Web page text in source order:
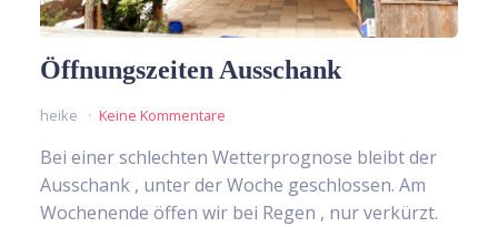
Öffnungszeiten Ausschank
heike Keine Kommentare
Bei einer schlechten Wetterprognose bleibt der
Ausschank , unter der Woche geschlossen. Am
Wochenende öffen wir bei Regen , nur verkürzt.